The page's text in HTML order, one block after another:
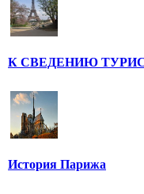
К СВЕДЕНИЮ
История Парижа